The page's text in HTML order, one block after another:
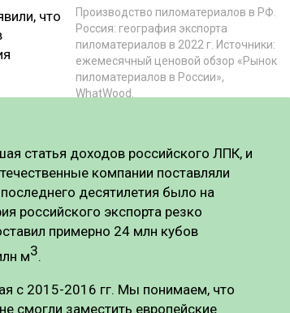
Производство пиломатериалов в РФ.
Россия: география экспорта
пиломатериалов в 2022 г. Источники:
ежемесячный ценовой обзор «Рынок
пиломатериалов в России»,
WhatWood.
что
статья доходов российского ЛПК, и
компании поставляли
десятилетия было на
российского экспорта резко
примерно 24 млн кубов
м3.
с 2015-2016 гг. Мы понимаем, что
смогли заместить европейские